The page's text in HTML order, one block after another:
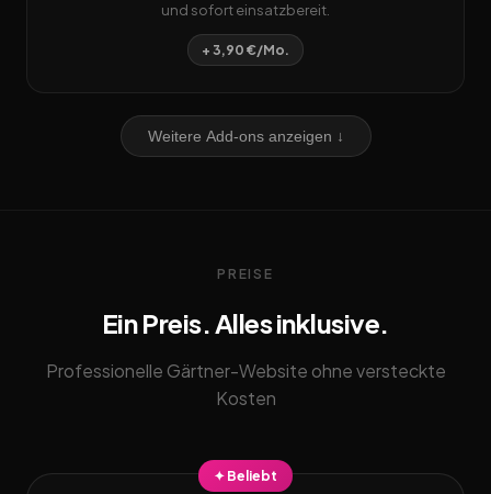
und sofort einsatzbereit.
+ 3,90 €/Mo.
Weitere Add-ons anzeigen ↓
PREISE
Ein Preis. Alles inklusive.
Professionelle Gärtner-Website ohne versteckte
Kosten
✦ Beliebt